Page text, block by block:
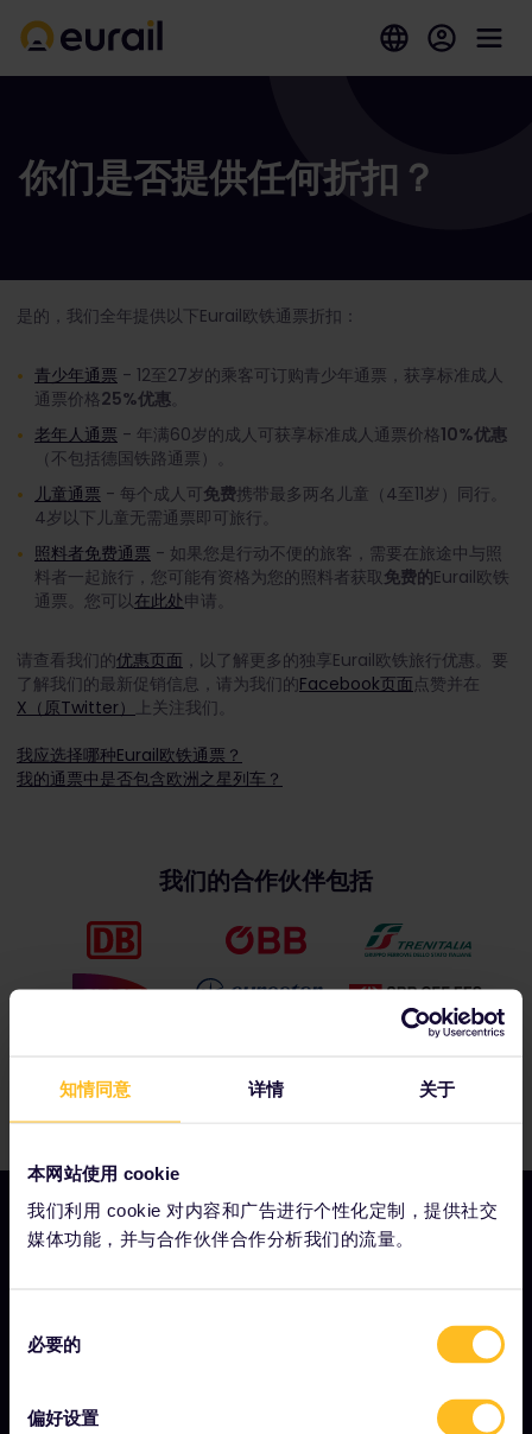
知情同意 详情 关于
本网站使用 cookie
我们利用 cookie 对内容和广告进行个性化定制，提供社交
媒体功能，并与合作伙伴合作分析我们的流量。
必要的
偏好设置
你们是否提供任何折扣？
是的，我们全年提供以下Eurail欧铁通票折扣：
青少年通票 - 12至27岁的乘客可订购青少年通票，获享标准成人
通票价格25%优惠
老年人通票 - 年满60岁的成人可获享标准成人通票价格10%优惠
（不包括德国铁路通票）。
儿童通票 - 每个成人可免费携带最多两名儿童（4至11岁）同行。
4岁以下儿童无需通票即可旅行。
照料者免费通票 - 如果您是行动不便的旅客，需要在旅途中与照
料者一起旅行，您可能有资格为您的照料者获取免费的Eurail欧铁
通票。您可以在此处申请。
请查看我们的优惠页面 ，以了解更多的独享Eurail欧铁旅行优惠。要
了解我们的最新促销信息，请为我们的Facebook页面点赞并在
X（原Twitter） 上关注我们。
我应选择哪种Eurail欧铁通票？
我的通票中是否包含欧洲之星列车？
我们的合作伙伴包括
关于我们
新闻中心